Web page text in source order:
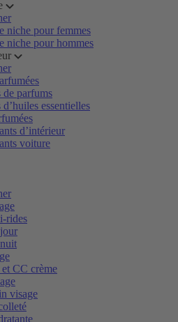
niche pour femmes
niche pour hommes
parfums
essentielles
d’intérieur
voiture
rides
CC crème
visage